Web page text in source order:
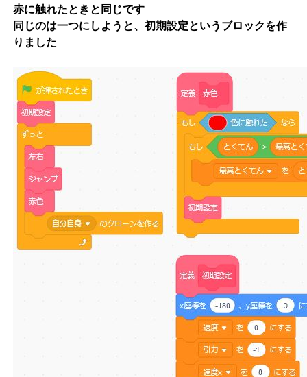
赤に触れたときと同じです
同じのは一つにしようと、初期設定というブロックを作
りました